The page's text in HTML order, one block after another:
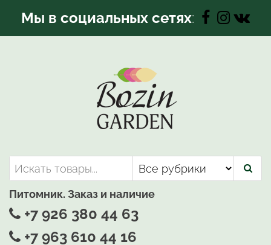
Мы в социальных сетях:
Bozin-Garden | Садовый центр
Садовый центр, Растения
для вашего сада
Питомник. Заказ и наличие
+7 926 380 44 63
+7 963 610 44 16